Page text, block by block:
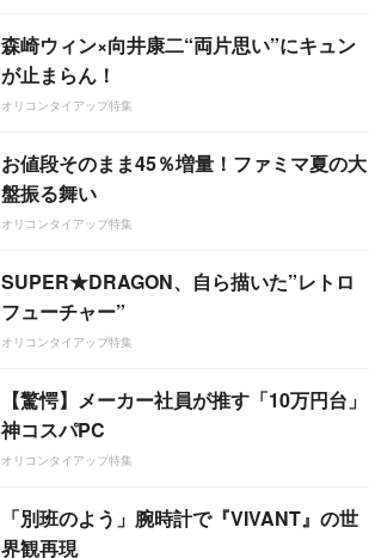
森崎ウィン×向井康二“両片思い”にキュン
が止まらん！
オリコンタイアップ特集
お値段そのまま45％増量！ファミマ夏の大
盤振る舞い
オリコンタイアップ特集
SUPER★DRAGON、自ら描いた”レトロ
フューチャー”
オリコンタイアップ特集
【驚愕】メーカー社員が推す「10万円台」
神コスパPC
オリコンタイアップ特集
「別班のよう」腕時計で『VIVANT』の世
界観再現